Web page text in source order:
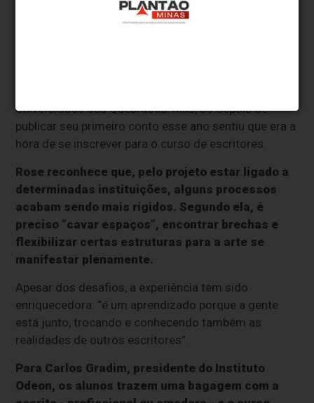
Universidade das Quebradas. Mas, só depois de
publicar seu primeiro conto esse ano sentiu que era a
hora de se inscrever para o curso de escritores.
Rose reconhece que, pelo projeto estar ligado a
determinadas instituições, alguns processos
acabam sendo mais rígidos. Segundo ela, é
preciso “cavar espaços”, encontrar brechas e
flexibilizar certas estruturas para a arte se
manifestar plenamente.
Apesar dos desafios, a experiência tem sido
enriquecedora: “é um aprendizado porque a gente
está junto, trocando e conhecendo também as
realidades de outros escritores”.
Para Carlos Gradim, presidente do Instituto
Odeon, os alunos trazem uma bagagem com a